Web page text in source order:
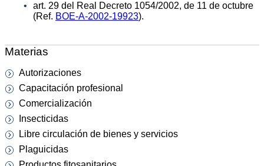
art. 29 del Real Decreto 1054/2002, de 11 de octubre
(Ref. BOE-A-2002-19923).
Materias
Autorizaciones
Capacitación profesional
Comercialización
Insecticidas
Libre circulación de bienes y servicios
Plaguicidas